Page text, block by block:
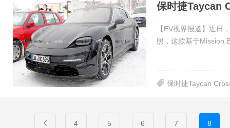
保时捷Taycan
【EV视界报道】近日
照，这款基于Mission
保时捷Taycan
4 5 6 7 8